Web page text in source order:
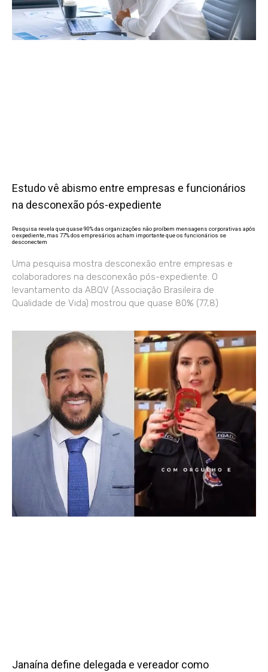
Estudo vê abismo entre empresas e funcionários
na desconexão pós-expediente
Pesquisa revela que quase 90% das organizações não proíbem mensagens corporativas após
o expediente, mas 77% dos empresários acham importante que os funcionários se
desconectem
Uma pesquisa mostra desconexão entre empresas e
colaboradores na desconexão pós-expediente. O
levantamento da ABQV (Associação Brasileira de
Qualidade de Vida) mostrou que quase 80% (77,8)
Janaína define delegada e vereador como